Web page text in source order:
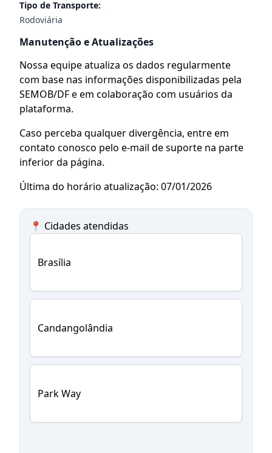
Tipo de Transporte:
Rodoviária
Manutenção e Atualizações
Nossa equipe atualiza os dados regularmente
com base nas informações disponibilizadas pela
SEMOB/DF e em colaboração com usuários da
plataforma.
Caso perceba qualquer divergência, entre em
contato conosco pelo e-mail de suporte na parte
inferior da página.
Última do horário atualização: 07/01/2026
📍 Cidades atendidas
Brasília
Candangolândia
Park Way